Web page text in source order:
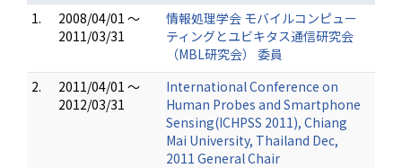
1.
2008/04/01 ～
2011/03/31
情報処理学会 モバイルコンピュー
ティングとユビキタス通信研究会
（MBL研究会） 委員
2.
2011/04/01 ～
2012/03/31
International Conference on
Human Probes and Smartphone
Sensing(ICHPSS 2011), Chiang
Mai University, Thailand Dec,
2011 General Chair